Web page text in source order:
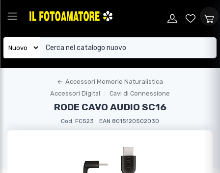
← Accessori Memorie Naturalistica
Accessori Digital
Cavi di Connessione
RODE CAVO AUDIO SC16
Cod. FC523 EAN 8015120502030